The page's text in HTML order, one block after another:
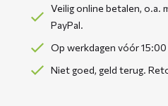
Veilig online betalen, o.a.
PayPal.
Op werkdagen vóór
Niet goed, geld terug.